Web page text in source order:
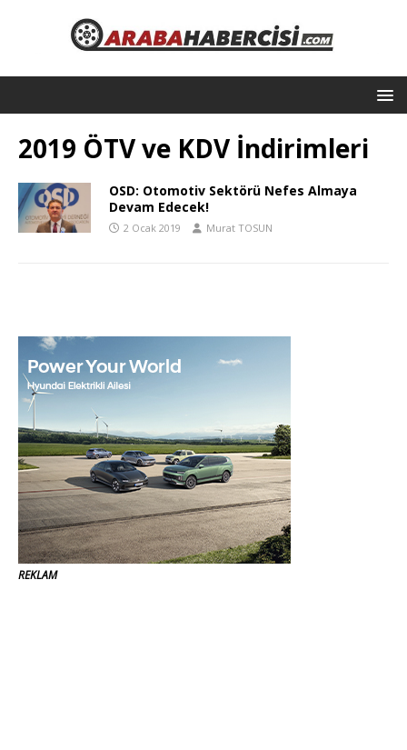
2019 ÖTV ve KDV İndirimleri
OSD: Otomotiv Sektörü Nefes Almaya
Devam Edecek!
2 Ocak 2019 Murat TOSUN
REKLAM